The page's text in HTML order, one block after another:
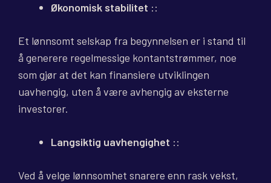
Økonomisk stabilitet ::
Et lønnsomt selskap fra begynnelsen er i stand til
å generere regelmessige kontantstrømmer, noe
som gjør at det kan finansiere utviklingen
uavhengig, uten å være avhengig av eksterne
investorer.
Langsiktig uavhengighet ::
Ved å velge lønnsomhet snarere enn rask vekst,